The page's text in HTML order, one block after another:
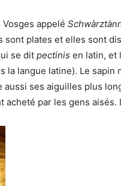
appelé
sont plates et elles sont
se dit pectinis en latin, et
la langue latine). Le sapin
ses aiguilles plus
par les gens aisés.